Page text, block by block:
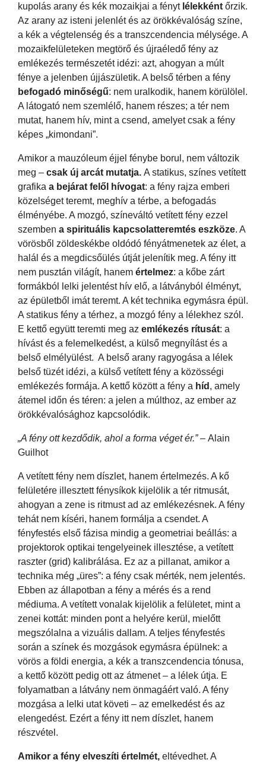
kupolás arany és kék mozaikjai a fényt lélekként őrzik.
Az arany az isteni jelenlét és az örökkévalóság színe,
a kék a végtelenség és a transzcendencia mélysége. A
mozaikfelületeken megtörő és újraéledő fény az
emlékezés természetét idézi: azt, ahogyan a múlt
fénye a jelenben újjászületik. A belső térben a fény
befogadó minőségű: nem uralkodik, hanem körülölel.
A látogató nem szemlélő, hanem részes; a tér nem
mutat, hanem hív, mint a csend, amelyet csak a fény
képes „kimondani”.
Amikor a mauzóleum éjjel fénybe borul, nem változik
meg – csak új arcát mutatja. A statikus, színes vetített
grafika a bejárat felől hívogat: a fény rajza emberi
közelséget teremt, meghív a térbe, a befogadás
élményébe. A mozgó, színeváltó vetített fény ezzel
szemben a spirituális kapcsolatteremtés eszköze. A
vörösből zöldeskékbe oldódó fényátmenetek az élet, a
halál és a megdicsőülés útját jelenítik meg. A fény itt
nem pusztán világít, hanem értelmez: a kőbe zárt
formákból lelki jelentést hív elő, a látványból élményt,
az épületből imát teremt. A két technika egymásra épül.
A statikus fény a térhez, a mozgó fény a lélekhez szól.
E kettő együtt teremti meg az emlékezés rítusát: a
hívást és a felemelkedést, a külső megnyílást és a
belső elmélyülést. A belső arany ragyogása a lélek
belső tüzét idézi, a külső vetített fény a közösségi
emlékezés formája. A kettő között a fény a híd , amely
átemel időn és téren: a jelen a múlthoz, az ember az
örökkévalósághoz kapcsolódik.
„A fény ott kezdődik, ahol a forma véget ér.”– Alain
Guilhot
A vetített fény nem díszlet, hanem értelmezés. A kő
felületére illesztett fénysíkok kijelölik a tér ritmusát,
ahogyan a zene is ritmust ad az emlékezésnek. A fény
tehát nem kíséri, hanem formálja a csendet. A
fényfestés első fázisa mindig a geometriai beállás: a
projektorok optikai tengelyeinek illesztése, a vetített
raszter (grid) kalibrálása. Ez az a pillanat, amikor a
technika még „üres”: a fény csak mérték, nem jelentés.
Ebben az állapotban a fény a mérés és a rend
médiuma. A vetített vonalak kijelölik a felületet, mint a
zenei kottát: minden pont a helyére kerül, mielőtt
megszólalna a vizuális dallam. A teljes fényfestés
során a színek és mozgások egymásra épülnek: a
vörös a földi energia, a kék a transzcendencia tónusa,
a kettő között pedig ott az átmenet – a lélek útja. E
folyamatban a látvány nem önmagáért való. A fény
mozgása a lelki utat követi – az emelkedést és az
elengedést. Ezért a fény itt nem díszlet, hanem
részvétel.
Amikor a fény elveszíti értelmét, eltévedhet. A